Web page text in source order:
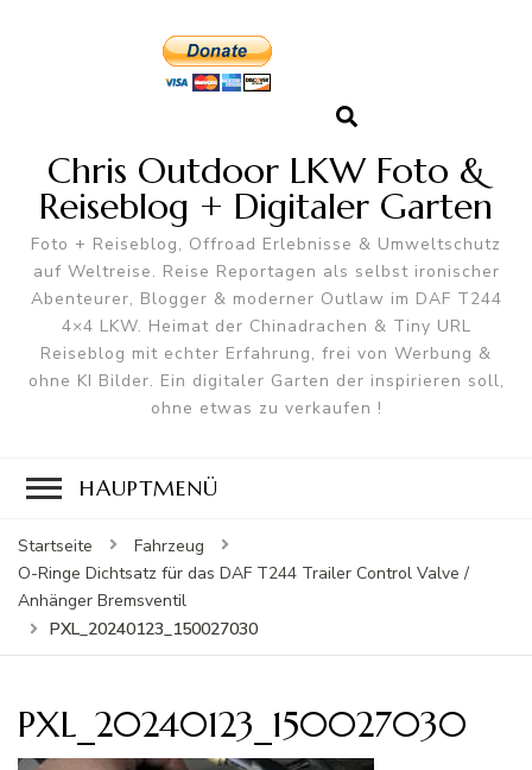
Chris Outdoor LKW Foto &
Reiseblog + Digitaler Garten
Foto + Reiseblog, Offroad Erlebnisse & Umweltschutz
auf Weltreise. Reise Reportagen als selbst ironischer
Abenteurer, Blogger & moderner Outlaw im DAF T244
4×4 LKW. Heimat der Chinadrachen & Tiny URL
Reiseblog mit echter Erfahrung, frei von Werbung &
ohne KI Bilder. Ein digitaler Garten der inspirieren soll,
ohne etwas zu verkaufen !
HAUPTMENÜ
Startseite
Fahrzeug
O-Ringe Dichtsatz für das DAF T244 Trailer Control Valve /
Anhänger Bremsventil
PXL_20240123_150027030
PXL_20240123_150027030